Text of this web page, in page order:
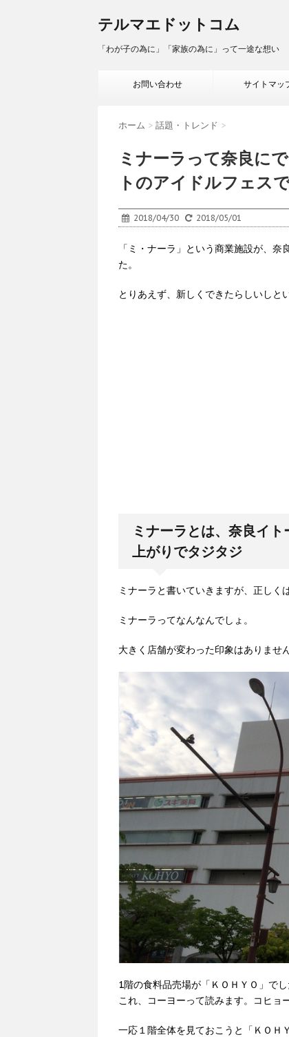
テルマエドットコム
「わが子の為に」「家族の為に」って一途な想い
お問い合わせ サイトマッ
ホーム > 話題・トレンド >
ミナーラって奈良に
トのアイドルフェス
2018/04/30 2018/05/01
「ミ・ナーラ」という商業施設が、
た。
とりあえず、新しくできたらしいしと
ミナーラとは、奈良イ
上がりでタジタジ
ミナーラと書いていきますが、正しく
ミナーラってなんなんでしょ。
大きく店舗が変わった印象はありません
1階の食料品売場が「ＫＯＨＹＯ」でし
これ、コーヨーって読みます。コヒョ
一応１階全体を見ておこうと「ＫＯＨ